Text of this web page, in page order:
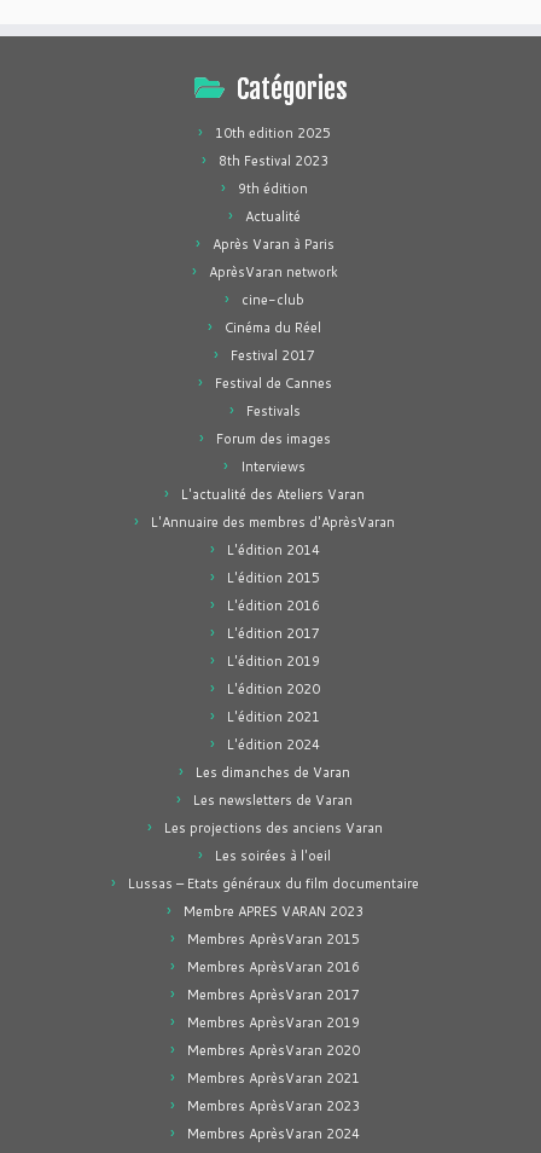
Catégories
10th edition 2025
8th Festival 2023
9th édition
Actualité
Après Varan à Paris
AprèsVaran network
cine-club
Cinéma du Réel
Festival 2017
Festival de Cannes
Festivals
Forum des images
Interviews
L'actualité des Ateliers Varan
L'Annuaire des membres d'AprèsVaran
L'édition 2014
L'édition 2015
L'édition 2016
L'édition 2017
L'édition 2019
L'édition 2020
L'édition 2021
L'édition 2024
Les dimanches de Varan
Les newsletters de Varan
Les projections des anciens Varan
Les soirées à l'oeil
Lussas – Etats généraux du film documentaire
Membre APRES VARAN 2023
Membres AprèsVaran 2015
Membres AprèsVaran 2016
Membres AprèsVaran 2017
Membres AprèsVaran 2019
Membres AprèsVaran 2020
Membres AprèsVaran 2021
Membres AprèsVaran 2023
Membres AprèsVaran 2024